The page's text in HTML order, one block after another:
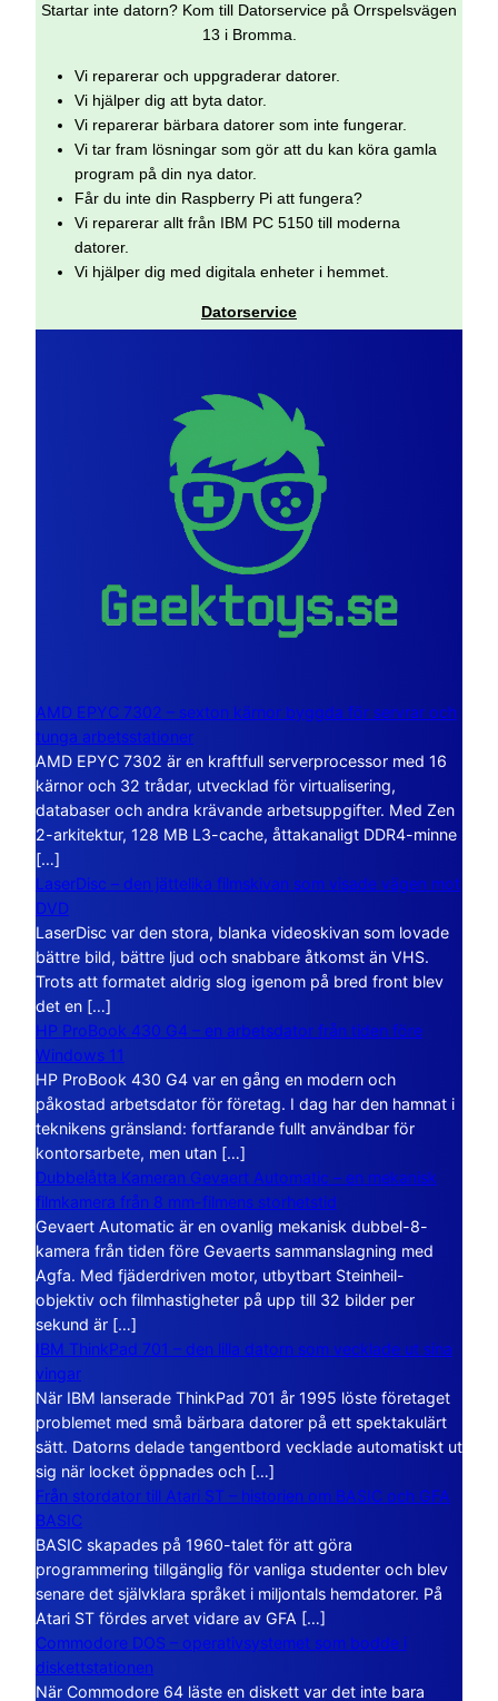
Startar inte datorn? Kom till Datorservice på Orrspelsvägen
13 i Bromma.
Vi reparerar och uppgraderar datorer.
Vi hjälper dig att byta dator.
Vi reparerar bärbara datorer som inte fungerar.
Vi tar fram lösningar som gör att du kan köra gamla
program på din nya dator.
Får du inte din Raspberry Pi att fungera?
Vi reparerar allt från IBM PC 5150 till moderna
datorer.
Vi hjälper dig med digitala enheter i hemmet.
Datorservice
AMD EPYC 7302 – sexton kärnor byggda för servrar och
tunga arbetsstationer
AMD EPYC 7302 är en kraftfull serverprocessor med 16
kärnor och 32 trådar, utvecklad för virtualisering,
databaser och andra krävande arbetsuppgifter. Med Zen
2-arkitektur, 128 MB L3-cache, åttakanaligt DDR4-minne
[…]
LaserDisc – den jättelika filmskivan som visade vägen mot
DVD
LaserDisc var den stora, blanka videoskivan som lovade
bättre bild, bättre ljud och snabbare åtkomst än VHS.
Trots att formatet aldrig slog igenom på bred front blev
det en […]
HP ProBook 430 G4 – en arbetsdator från tiden före
Windows 11
HP ProBook 430 G4 var en gång en modern och
påkostad arbetsdator för företag. I dag har den hamnat i
teknikens gränsland: fortfarande fullt användbar för
kontorsarbete, men utan […]
Dubbelåtta Kameran Gevaert Automatic – en mekanisk
filmkamera från 8 mm-filmens storhetstid
Gevaert Automatic är en ovanlig mekanisk dubbel-8-
kamera från tiden före Gevaerts sammanslagning med
Agfa. Med fjäderdriven motor, utbytbart Steinheil-
objektiv och filmhastigheter på upp till 32 bilder per
sekund är […]
IBM ThinkPad 701 – den lilla datorn som vecklade ut sina
vingar
När IBM lanserade ThinkPad 701 år 1995 löste företaget
problemet med små bärbara datorer på ett spektakulärt
sätt. Datorns delade tangentbord vecklade automatiskt ut
sig när locket öppnades och […]
Från stordator till Atari ST – historien om BASIC och GFA
BASIC
BASIC skapades på 1960-talet för att göra
programmering tillgänglig för vanliga studenter och blev
senare det självklara språket i miljontals hemdatorer. På
Atari ST fördes arvet vidare av GFA […]
Commodore DOS – operativsystemet som bodde i
diskettstationen
När Commodore 64 läste en diskett var det inte bara